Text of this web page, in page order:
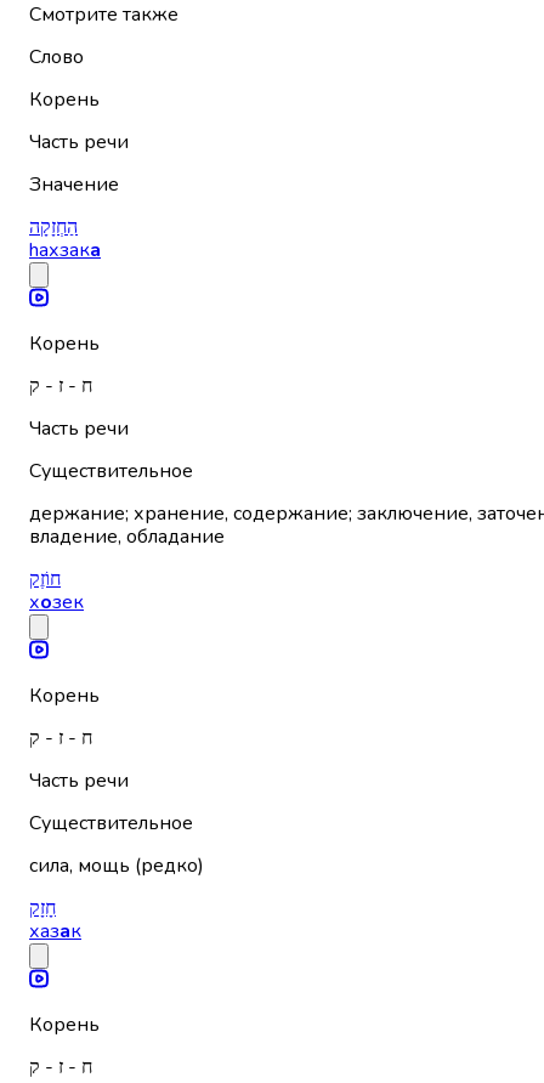
Смотрите также
Слово
Корень
Часть речи
Значение
הַחְזָקָה
hахзака
Корень
ח - ז - ק
Часть речи
Существительное
держание; хранение, содержание; заключение,
владение, обладание
חוֹזֶק
хозек
Корень
ח - ז - ק
Часть речи
Существительное
сила, мощь (редко)
חָזָק
хазак
Корень
ח - ז - ק